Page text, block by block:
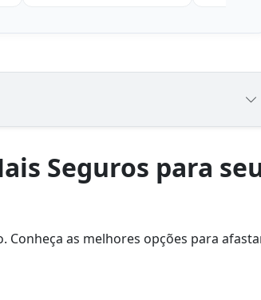
Seguros para
Conheça as melhores opções para